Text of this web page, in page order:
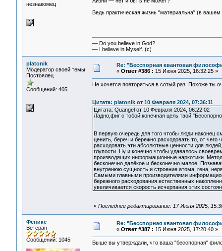
незнакомец
Ведь практическая жизнь "материальна" (в
— Do you believe in God?
— I believe in Myself. (c)
platonik
Модератор своей темы
Постоялец
Сообщений: 405
Re: "Бесспорная квантовая
« Ответ #386 : 15 Июня 2025, 16:32:25 »
Не хочется повторяться в сотый раз. Похоже ты
Цитата: platonik от 10 Февраля 2024, 07:36:11
Цитата: Quangel от 10 Февраля 2024, 06:22:02
Ладно,фиг с тобой,конечная цель твой
В первую очередь для того чтобы люди наконец
ценить, береч и бережно расходовать то, от
расходовать эти абсолютные ценности для
глупости. Ну и конечно чтобы удавалось
производящих информационные наркотики.
бесконечно далёкое и бесконечно малое.
внутренюю сущность и строение атома, гена,
Самыми главными производителями
бережного расходования естественных
увеличивается скорость исчерпания этих
« Последнее редактирование: 17 Июня 2025,
Феникс
Ветеран
Сообщений: 1045
Re: "Бесспорная квантовая
« Ответ #387 : 15 Июня 2025, 17:20:40 »
Выше вы утверждали, что ваша "бесспорная"